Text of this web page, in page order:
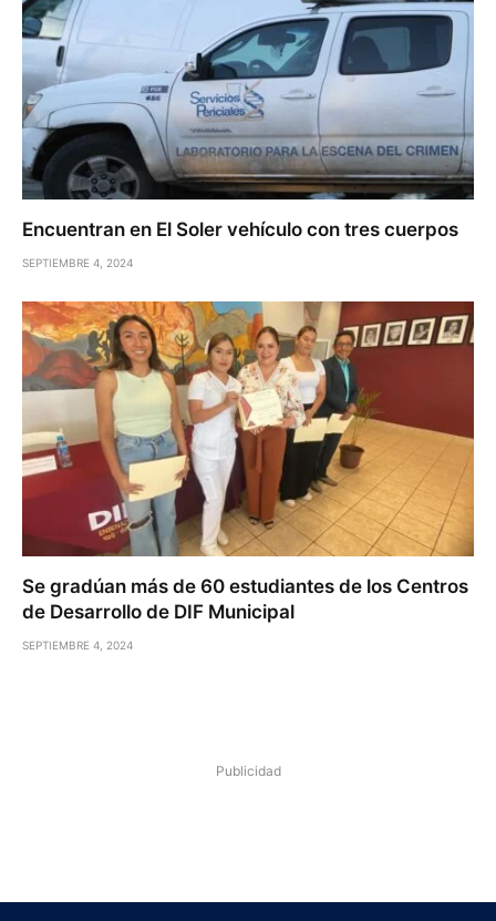
Encuentran en El Soler vehículo con tres cuerpos
SEPTIEMBRE 4, 2024
Se gradúan más de 60 estudiantes de los Centros
de Desarrollo de DIF Municipal
SEPTIEMBRE 4, 2024
Publicidad